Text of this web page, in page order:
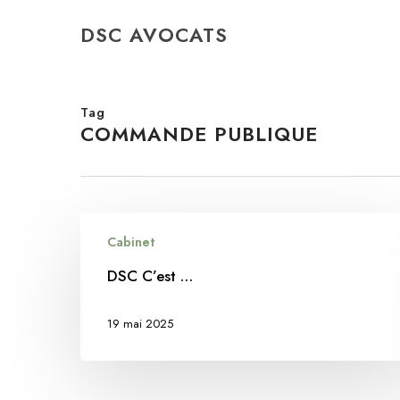
DSC AVOCATS
Tag
COMMANDE PUBLIQUE
Cabinet
DSC C’est …
19 mai 2025